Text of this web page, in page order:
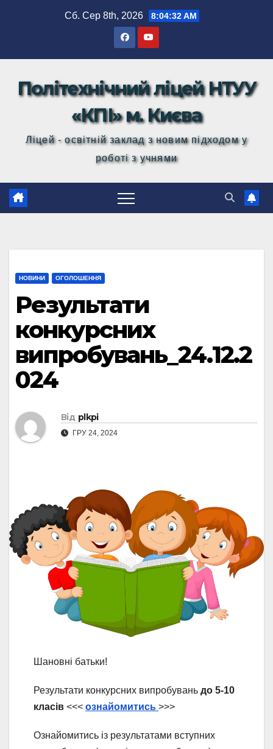
Сб. Сер 8th, 2026 8:04:32 AM
Політехнічний ліцей НТУУ
«КПІ» м. Києва
Ліцей - освітній заклад з новим підходом у
роботі з учнями
НОВИНИ ОГОЛОШЕННЯ
Результати
конкурсних
випробувань_24.12.2
024
Від plkpi
ГРУ 24, 2024
Шановні батьки!
Результати конкурсних випробувань до 5-10
класів <<< ознайомитись >>>
Ознайомитись із результатами вступних